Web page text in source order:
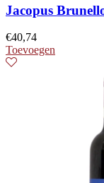
Jacopus
€40,74
Toevoegen